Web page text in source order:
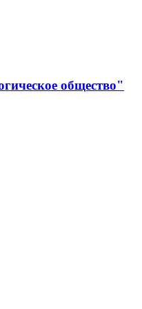
общество"